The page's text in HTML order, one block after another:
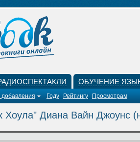
ОБУЧЕНИЕ
добавления Году Рейтингу Просмотрам
Хоула" Диана Вайн Джоунс